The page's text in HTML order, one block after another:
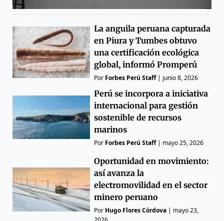
La anguila peruana capturada
en Piura y Tumbes obtuvo
una certificación ecológica
global, informó Promperú
Por Forbes Perú Staff| junio 8, 2026
Perú se incorpora a iniciativa
internacional para gestión
sostenible de recursos
marinos
Por Forbes Perú Staff| mayo 25, 2026
Oportunidad en movimiento:
así avanza la
electromovilidad en el sector
minero peruano
Por Hugo Flores Córdova | mayo 23,